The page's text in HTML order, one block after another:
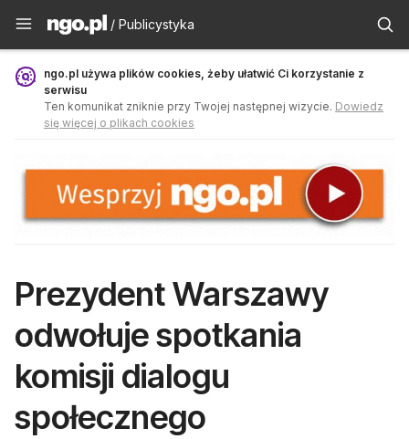
Publicystyka - ngo.pl
/ Publicystyka
ngo.pl używa plików cookies, żeby ułatwić Ci korzystanie z
serwisu
Ten komunikat zniknie przy Twojej następnej wizycie. Dowiedz
się więcej o plikach cookies
Prezydent Warszawy
odwołuje spotkania
komisji dialogu
społecznego